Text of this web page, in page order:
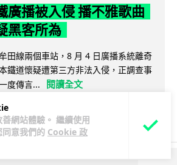
網站體驗。 繼續使用
意我們的 Cookie 政
廣播被入侵 播不雅歌曲
黑客所為
田線兩個車站，8 月 4 日廣播系統離奇
鐵道懷疑遭第三方非法入侵，正調查事
度傳言...
閱讀全文